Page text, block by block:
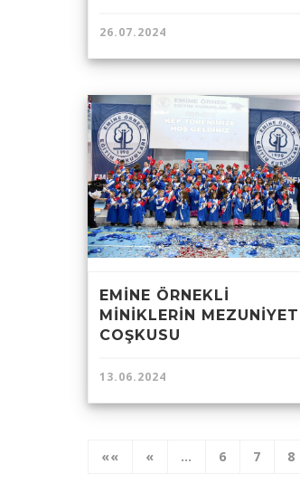
26.07.2024
EMİNE ÖRNEKLİ
MİNİKLERİN MEZUNİYET
COŞKUSU
13.06.2024
«« « … 6 7 8